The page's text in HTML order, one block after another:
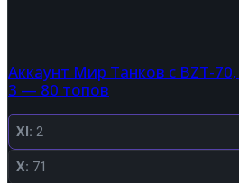
Аккаунт Мир Танков с BZT-
3 — 80 топов
XI: 2
X: 71